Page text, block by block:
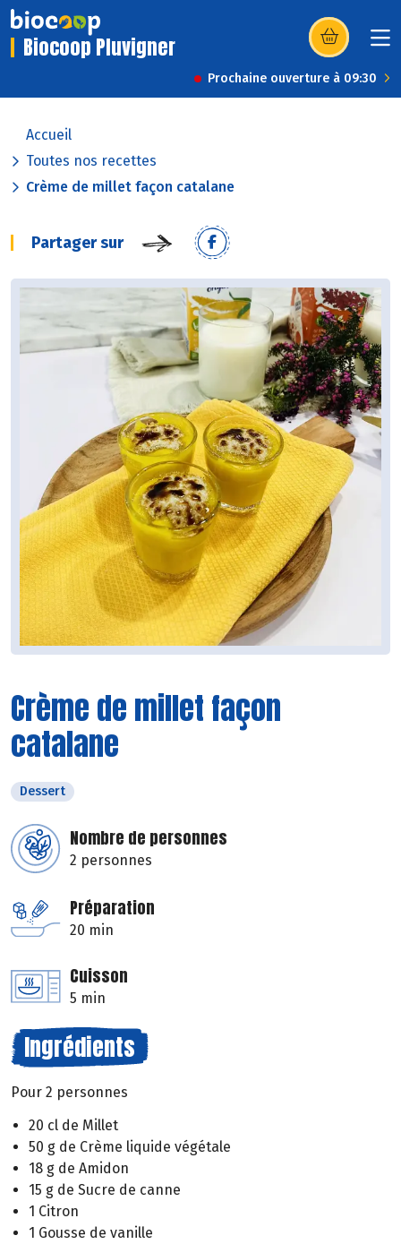
Biocoop Pluvigner (s’ouvre dans
Prochaine ouverture à 09:30
Accueil
Toutes nos recettes
Crème de millet façon catalane
Partager sur
Crème de millet façon
catalane
Dessert
Nombre de personnes
2 personnes
Préparation
20 min
Cuisson
5 min
Ingrédients
Pour 2 personnes
20 cl de Millet
50 g de Crème liquide végétale
18 g de Amidon
15 g de Sucre de canne
1 Citron
1 Gousse de vanille